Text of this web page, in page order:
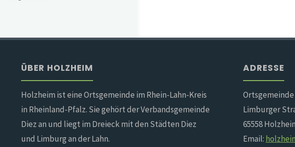
ÜBER HOLZHEIM
Holzheim ist eine Ortsgemeinde im Rhein-Lahn-Kreis
in Rheinland-Pfalz. Sie gehört der Verbandsgemeinde
Diez an und liegt im Dreieck mit den Städten Diez
und Limburg an der Lahn.
ADRESSE
Limburger
65558
Email: